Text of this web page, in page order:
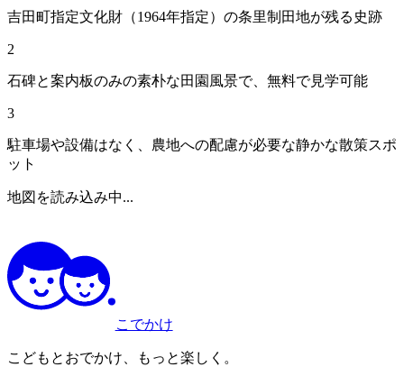
吉田町指定文化財（1964年指定）の条里制田地が残る史跡
2
石碑と案内板のみの素朴な田園風景で、無料で見学可能
3
駐車場や設備はなく、農地への配慮が必要な静かな散策スポ
ット
地図を読み込み中...
こでかけ
こどもとおでかけ、もっと楽しく。